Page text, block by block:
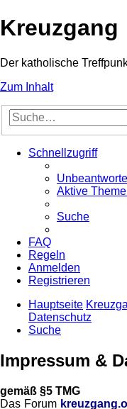
Kreuzgang
Der katholische
Zum Inhalt
Schnellzugriff
Aktive
Suche
FAQ
Regeln
Anmelden
Registrieren
Hauptseite
Datenschutz
Suche
Impressum &
gemäß §5 TMG
Das Forum